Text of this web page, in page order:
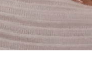
预计送达日期